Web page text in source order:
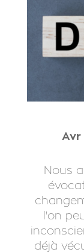
Avr
Nous
l'on
déjà